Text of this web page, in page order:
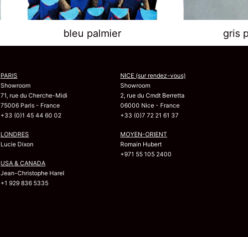
bleu palmier gris
PARIS
Showroom
71, rue du Cherche-Midi
75006 Paris - France
+33 (0)1 45 44 60 02
LONDRES
Lucie Dixon
USA & CANADA
Jean-Christophe Harel
+1 929 836 5335
NICE (sur rendez-vous)
Showroom
2, rue du Cmdt Berretta
06000 Nice - France
+33 (0)7 72 21 61 37
MOYEN-ORIENT
Romain Hubert
+971 55 105 2400